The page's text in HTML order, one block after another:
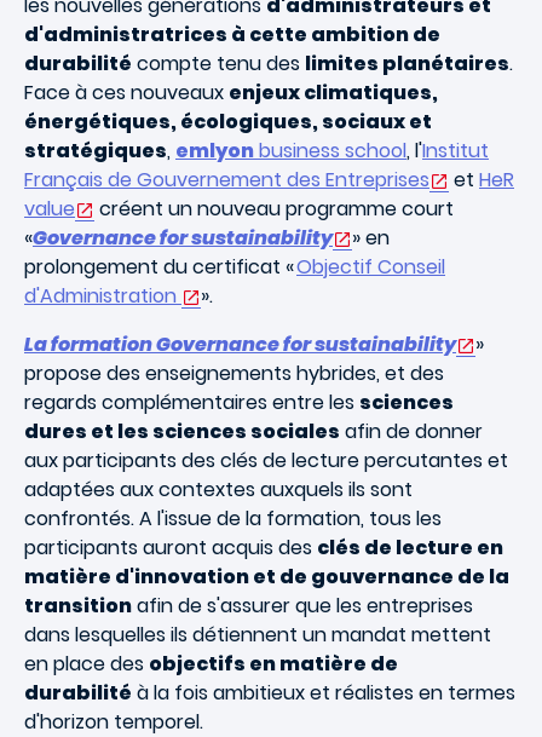
d'administratrices à cette ambition de
durabilité compte tenu des limites planétaires.
Face à ces nouveaux enjeux climatiques,
énergétiques, écologiques, sociaux et
stratégiques, emlyonbusiness school, l'Institut
Français de Gouvernement des Entreprises
et HeR
value
créent un nouveau programme court
«Governance for sustainability
» en
prolongement du certificat «Objectif Conseil
d'Administration
».
La formation Governance for sustainability
»
propose des enseignements hybrides, et des
regards complémentaires entre les sciences
dures et les sciences sociales afin de donner
aux participants des clés de lecture percutantes et
adaptées aux contextes auxquels ils sont
confrontés. A l'issue de la formation, tous les
participants auront acquis des clés de lecture en
matière d'innovation et de gouvernance de la
transitionafin de s'assurer que les entreprises
dans lesquelles ils détiennent un mandat mettent
en place des objectifs en matière de
durabilité à la fois ambitieux et réalistes en termes
d'horizon temporel.